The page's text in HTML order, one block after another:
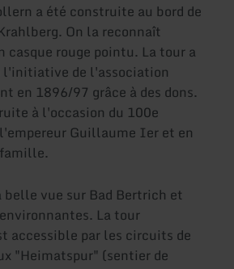
a été construite au bord de
On la reconnaît
casque rouge pointu. La tour a
de l'association
en 1896/97 grâce à des dons.
à l'occasion du 100e
Guillaume Ier et en
vue sur Bad Bertrich et
La tour
accessible par les circuits de
"Heimatspur" (sentier de